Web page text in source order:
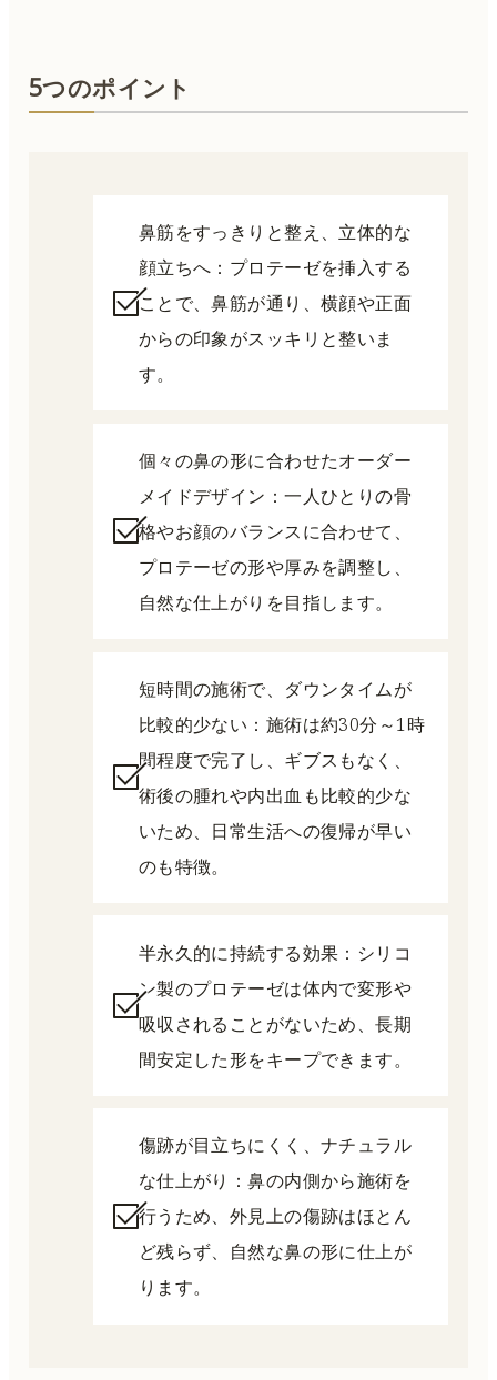
5つのポイント
鼻筋をすっきりと整え、立体的な
顔立ちへ：プロテーゼを挿入する
ことで、鼻筋が通り、横顔や正面
からの印象がスッキリと整いま
す。
個々の鼻の形に合わせたオーダー
メイドデザイン：一人ひとりの骨
格やお顔のバランスに合わせて、
プロテーゼの形や厚みを調整し、
自然な仕上がりを目指します。
短時間の施術で、ダウンタイムが
比較的少ない：施術は約30分～1時
間程度で完了し、ギブスもなく、
術後の腫れや内出血も比較的少な
いため、日常生活への復帰が早い
のも特徴。
半永久的に持続する効果：シリコ
ン製のプロテーゼは体内で変形や
吸収されることがないため、長期
間安定した形をキープできます。
傷跡が目立ちにくく、ナチュラル
な仕上がり：鼻の内側から施術を
行うため、外見上の傷跡はほとん
ど残らず、自然な鼻の形に仕上が
ります。